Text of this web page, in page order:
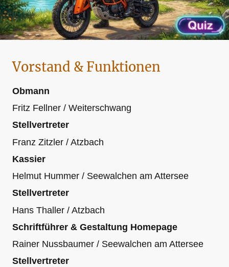
Vorstand & Funktionen
Obmann
Fritz Fellner / Weiterschwang
Stellvertreter
Franz Zitzler / Atzbach
Kassier
Helmut Hummer / Seewalchen am Attersee
Stellvertreter
Hans Thaller / Atzbach
Schriftführer & Gestaltung Homepage
Rainer Nussbaumer / Seewalchen am Attersee
Stellvertreter